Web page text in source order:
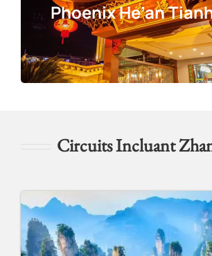
Phoenix He’an
Circuits Incluant